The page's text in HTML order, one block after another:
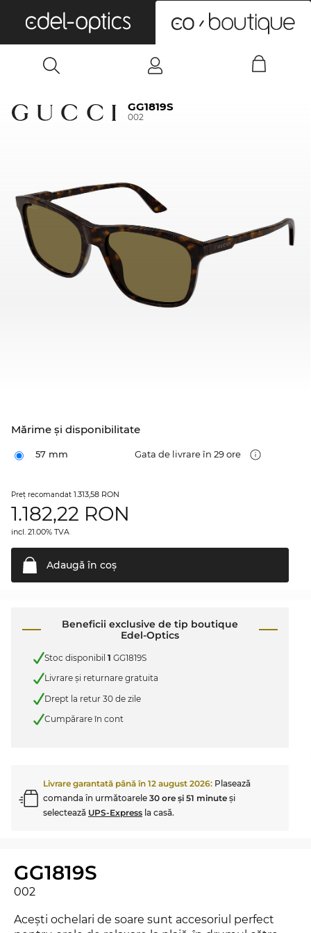
GG1819S
002
Mărime şi disponibilitate
57 mm Gata de livrare în 29 ore
Preţ recomandat 1.313,58 RON
1.182,22 RON
incl. 21.00% TVA
Adaugă în coş
Beneficii exclusive de tip boutique
Edel-Optics
Stoc disponibil 1 GG1819S
Livrare şi returnare gratuita
Drept la retur 30 de zile
Cumpărare în cont
Livrare garantată până în 12 august 2026: Plasează
comanda în următoarele 30 ore şi 51 minute şi
selectează UPS-Express la casă.
GG1819S
002
Aceşti ochelari de soare sunt accesoriul perfect